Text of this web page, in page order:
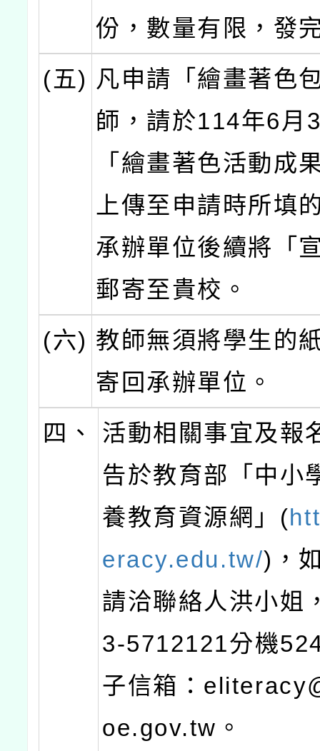
份，數量有限，發
(五) 凡申請「繪畫著色
師，請於114年6月
「繪畫著色活動成
上傳至申請時所填
承辦單位後續將「
郵寄至貴校。
(六) 教師無須將學生的
寄回承辦單位。
四、
活動相關事宜及報
告於教育部「中小
養教育資源網」(
eracy.edu.tw/)，
請洽聯絡人洪小姐
3-5712121分機
子信箱：
oe.gov.tw。